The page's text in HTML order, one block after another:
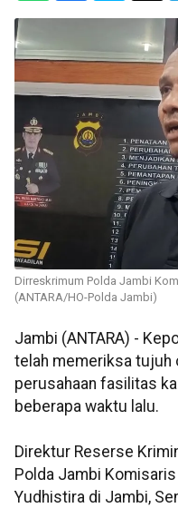
Dirreskrimum Polda Jambi
(ANTARA/HO-Polda Jambi)
Jambi (ANTARA) -
telah memeriksa tujuh
perusahaan fasilitas
beberapa waktu lalu.
Direktur Reserse
Polda Jambi
Yudhistira di Jambi,